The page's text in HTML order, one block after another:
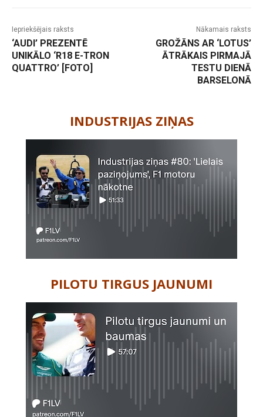
Iepriekšējais raksts
‘AUDI’ PREZENTĒ
UNIKĀLO ‘R18 E-TRON
QUATTRO’ [FOTO]
Nākamais raksts
GROŽĀNS AR ‘LOTUS’
ĀTRĀKAIS PIRMAJĀ
TESTU DIENĀ
BARSELONĀ
INDUSTRIJAS ZIŅAS
PILOTU TIRGUS JAUNUMI